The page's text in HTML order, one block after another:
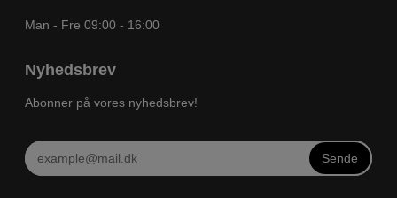
Man - Fre 09:00 - 16:00
Nyhedsbrev
Abonner på vores nyhedsbrev!
Sende